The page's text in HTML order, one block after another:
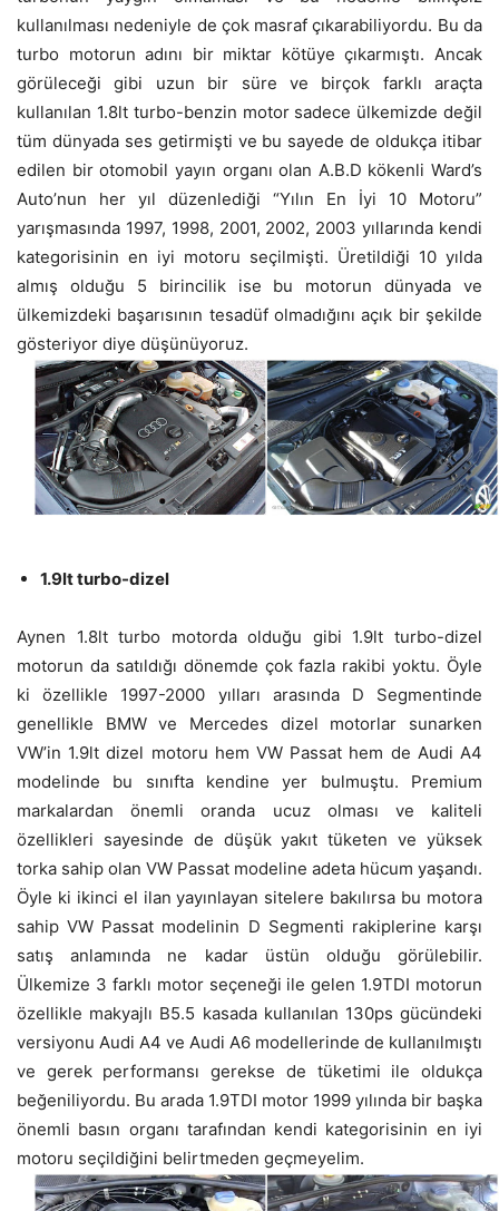
kullanılması nedeniyle de çok masraf çıkarabiliyordu. Bu da
turbo motorun adını bir miktar kötüye çıkarmıştı. Ancak
görüleceği gibi uzun bir süre ve birçok farklı araçta
kullanılan 1.8lt turbo-benzin motor sadece ülkemizde değil
tüm dünyada ses getirmişti ve bu sayede de oldukça itibar
edilen bir otomobil yayın organı olan A.B.D kökenli Ward’s
Auto’nun her yıl düzenlediği “Yılın En İyi 10 Motoru”
yarışmasında 1997, 1998, 2001, 2002, 2003 yıllarında kendi
kategorisinin en iyi motoru seçilmişti. Üretildiği 10 yılda
almış olduğu 5 birincilik ise bu motorun dünyada ve
ülkemizdeki başarısının tesadüf olmadığını açık bir şekilde
gösteriyor diye düşünüyoruz.
1.9lt turbo-dizel
Aynen 1.8lt turbo motorda olduğu gibi 1.9lt turbo-dizel
motorun da satıldığı dönemde çok fazla rakibi yoktu. Öyle
ki özellikle 1997-2000 yılları arasında D Segmentinde
genellikle BMW ve Mercedes dizel motorlar sunarken
VW’in 1.9lt dizel motoru hem VW Passat hem de Audi A4
modelinde bu sınıfta kendine yer bulmuştu. Premium
markalardan önemli oranda ucuz olması ve kaliteli
özellikleri sayesinde de düşük yakıt tüketen ve yüksek
torka sahip olan VW Passat modeline adeta hücum yaşandı.
Öyle ki ikinci el ilan yayınlayan sitelere bakılırsa bu motora
sahip VW Passat modelinin D Segmenti rakiplerine karşı
satış anlamında ne kadar üstün olduğu görülebilir.
Ülkemize 3 farklı motor seçeneği ile gelen 1.9TDI motorun
özellikle makyajlı B5.5 kasada kullanılan 130ps gücündeki
versiyonu Audi A4 ve Audi A6 modellerinde de kullanılmıştı
ve gerek performansı gerekse de tüketimi ile oldukça
beğeniliyordu. Bu arada 1.9TDI motor 1999 yılında bir başka
önemli basın organı tarafından kendi kategorisinin en iyi
motoru seçildiğini belirtmeden geçmeyelim.